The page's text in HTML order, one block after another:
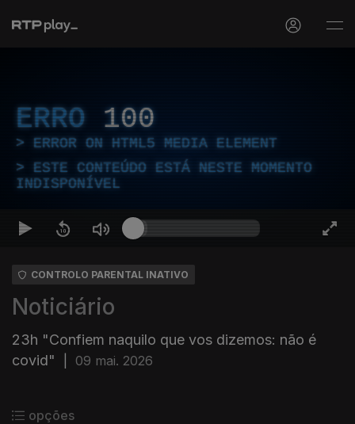
ERRO 100
ERROR ON HTML5 MEDIA ELEMENT
ESTE CONTEÚDO ESTÁ NESTE MOMENTO
INDISPONÍVEL
CONTROLO PARENTAL INATIVO
Noticiário
23h "Confiem naquilo que vos dizemos: não é
covid"
09 mai. 2026
opções